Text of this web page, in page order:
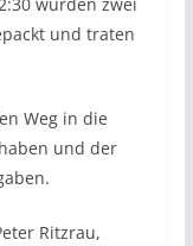
und traten
Weg in die
und der
Ritzrau,